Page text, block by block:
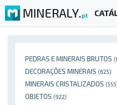
MINERALY.pt
PEDRAS E MINERAIS BRUTOS
DECORAÇÕES MINERAIS (625)
MINERAIS CRISTALIZADOS
OBJETOS (922)